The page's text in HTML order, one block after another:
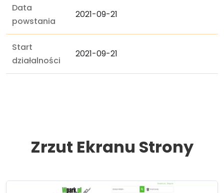
Data
powstania
2021-09-21
Start
działalności
2021-09-21
Zrzut Ekranu Strony